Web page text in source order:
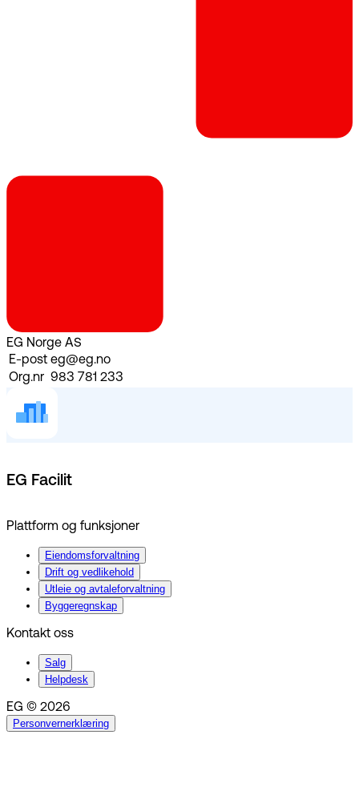
EG Norge AS
E-post eg@eg.no
Org.nr 983 781 233
EG Facilit
Plattform og funksjoner
Eiendomsforvaltning
Drift og vedlikehold
Utleie og avtaleforvaltning
Byggeregnskap
Kontakt oss
Salg
Helpdesk
EG © 2026
Personvernerklæring